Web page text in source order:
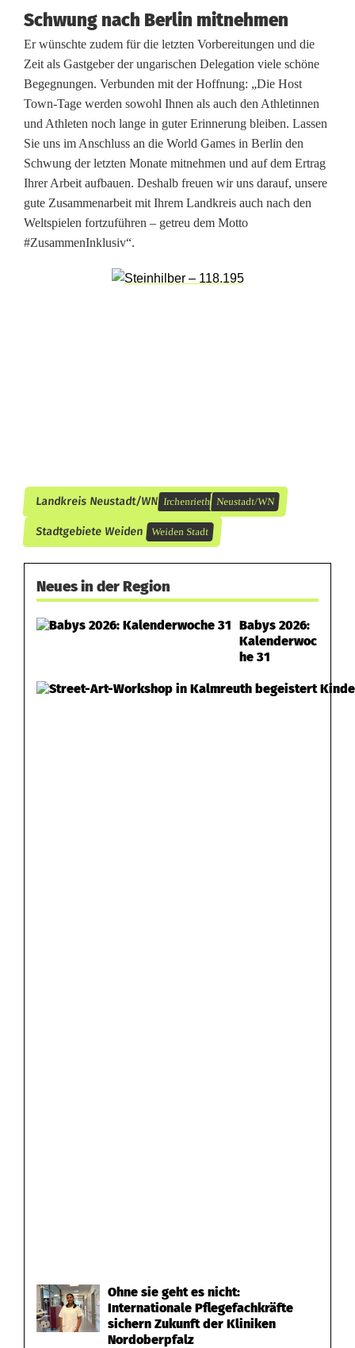
c
h
a
f
t
u
n
d
i
t
Schwung nach Berlin mitnehmen
Er wünschte zudem für die letzten Vorbereitungen und die
Zeit als Gastgeber der ungarischen Delegation viele schöne
Begegnungen. Verbunden mit der Hoffnung: „Die Host
Town-Tage werden sowohl Ihnen als auch den Athletinnen
und Athleten noch lange in guter Erinnerung bleiben. Lassen
Sie uns im Anschluss an die World Games in Berlin den
Schwung der letzten Monate mitnehmen und auf dem Ertrag
Ihrer Arbeit aufbauen. Deshalb freuen wir uns darauf, unsere
gute Zusammenarbeit mit Ihrem Landkreis auch nach den
Weltspielen fortzuführen – getreu dem Motto
#ZusammenInklusiv“.
Landkreis Neustadt/WN Irchenrieth Neustadt/WN
Stadtgebiete Weiden Weiden Stadt
Neues in der Region
Babys 2026:
Kalenderwoc
he 31
Ohne sie geht es nicht:
Internationale Pflegefachkräfte
sichern Zukunft der Kliniken
Nordoberpfalz